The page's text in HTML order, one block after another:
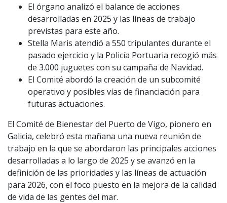
El órgano analizó el balance de acciones
desarrolladas en 2025 y las líneas de trabajo
previstas para este año.
Stella Maris atendió a 550 tripulantes durante el
pasado ejercicio y la Policía Portuaria recogió más
de 3.000 juguetes con su campaña de Navidad.
El Comité abordó la creación de un subcomité
operativo y posibles vías de financiación para
futuras actuaciones.
El Comité de Bienestar del Puerto de Vigo, pionero en
Galicia, celebró esta mañana una nueva reunión de
trabajo en la que se abordaron las principales acciones
desarrolladas a lo largo de 2025 y se avanzó en la
definición de las prioridades y las líneas de actuación
para 2026, con el foco puesto en la mejora de la calidad
de vida de las gentes del mar.